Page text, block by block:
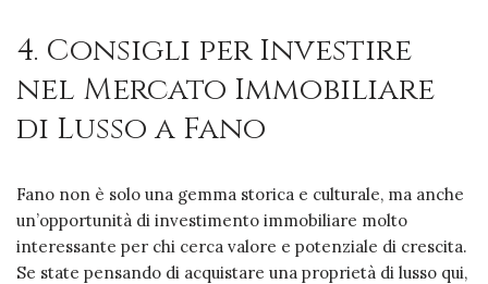
4. Consigli per Investire
nel Mercato Immobiliare
di Lusso a Fano
Fano non è solo una gemma storica e culturale, ma anche
un’opportunità di investimento immobiliare molto
interessante per chi cerca valore e potenziale di crescita.
Se state pensando di acquistare una proprietà di lusso qui,